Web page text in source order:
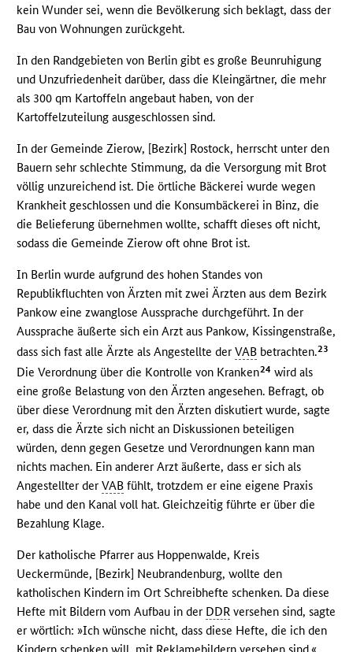
kein Wunder sei, wenn die Bevölkerung sich beklagt, dass der
Bau von Wohnungen zurückgeht.
In den Randgebieten von Berlin gibt es große Beunruhigung
und Unzufriedenheit darüber, dass die Kleingärtner, die mehr
als 300 qm Kartoffeln angebaut haben, von der
Kartoffelzuteilung ausgeschlossen sind.
In der Gemeinde Zierow, [Bezirk] Rostock, herrscht unter den
Bauern sehr schlechte Stimmung, da die Versorgung mit Brot
völlig unzureichend ist. Die örtliche Bäckerei wurde wegen
Krankheit geschlossen und die Konsumbäckerei in Binz, die
die Belieferung übernehmen wollte, schafft dieses oft nicht,
sodass die Gemeinde Zierow oft ohne Brot ist.
In Berlin wurde aufgrund des hohen Standes von
Republikfluchten von Ärzten mit zwei Ärzten aus dem Bezirk
Pankow eine zwanglose Aussprache durchgeführt. In der
Aussprache äußerte sich ein Arzt aus Pankow, Kissingenstraße,
dass sich fast alle Ärzte als Angestellte derVAB betrachten.23
Die Verordnung über die Kontrolle von Kranken24 wird als
eine große Belastung von den Ärzten angesehen. Befragt, ob
über diese Verordnung mit den Ärzten diskutiert wurde, sagte
er, dass die Ärzte sich nicht an Diskussionen beteiligen
würden, denn gegen Gesetze und Verordnungen kann man
nichts machen. Ein anderer Arzt äußerte, dass er sich als
Angestellter derVAB fühlt, trotzdem er eine eigene Praxis
habe und den Kanal voll hat. Gleichzeitig führte er über die
Bezahlung Klage.
Der katholische Pfarrer aus Hoppenwalde, Kreis
Ueckermünde, [Bezirk] Neubrandenburg, wollte den
katholischen Kindern im Ort Schreibhefte schenken. Da diese
Hefte mit Bildern vom Aufbau in der DDR versehen sind, sagte
er wörtlich: »Ich wünsche nicht, dass diese Hefte, die ich den